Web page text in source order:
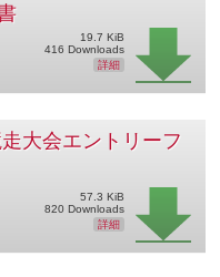
19.7 KiB
416 Downloads
詳細
大会エントリーフ
57.3 KiB
820 Downloads
詳細